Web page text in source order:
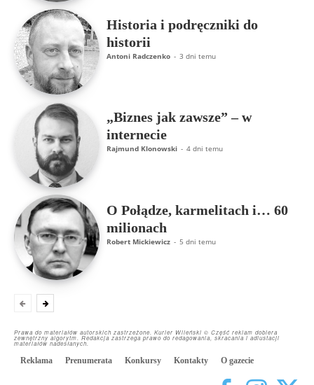
Historia i podręczniki do
historii
Antoni Radczenko - 3 dni temu
„Biznes jak zawsze” – w
internecie
Rajmund Klonowski - 4 dni temu
O Połądze, karmelitach i… 60
milionach
Robert Mickiewicz - 5 dni temu
Prawa do materiałów autorskich zastrzeżone. Kurier Wileński © Część reklam dobiera
zewnętrzny algorytm. Redakcja zastrzega prawo do redagowania, skracania i adiustacji
materiałów nadesłanych.
Reklama Prenumerata Konkursy Kontakty O gazecie